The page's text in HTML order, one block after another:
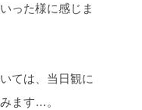
った様に感じま
ては、当日観に
ます…。